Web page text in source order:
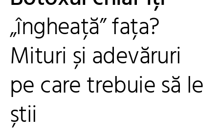
„îngheață” fața?
Mituri și adevăruri
pe care trebuie să le
știi